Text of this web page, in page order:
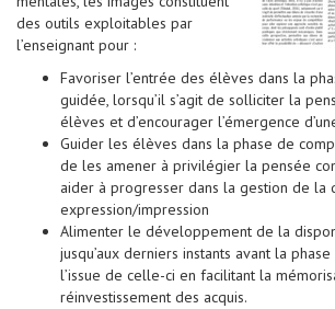
des outils exploitables par
l’enseignant pour :
Favoriser l’entrée des élèves dans la
guidée, lorsqu’il s’agit de solliciter la
élèves et d’encourager l’émergence
Guider les élèves dans la phase de
de les amener à privilégier la pensée
aider à progresser dans la gestion de la
expression/impression
Alimenter le développement de la
jusqu’aux derniers instants avant la
l’issue de celle-ci en facilitant la
réinvestissement des acquis.